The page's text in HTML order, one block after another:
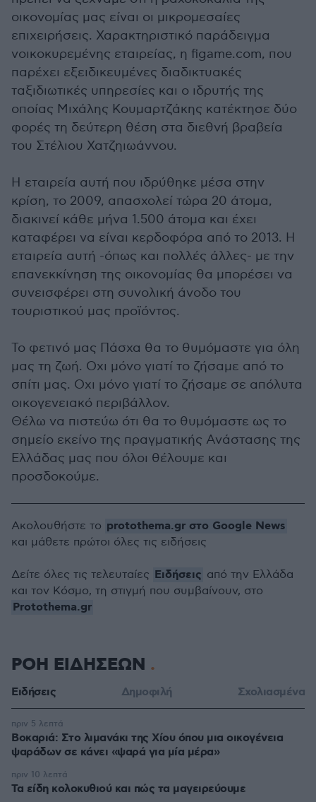
οικονομίας μας είναι οι μικρομεσαίες
επιχειρήσεις. Χαρακτηριστικό παράδειγμα
νοικοκυρεμένης εταιρείας, η figame.com, που
παρέχει εξειδικευμένες διαδικτυακές
ταξιδιωτικές υπηρεσίες και ο ιδρυτής της
οποίας Μιχάλης Κουμαρτζάκης κατέκτησε δύο
φορές τη δεύτερη θέση στα διεθνή βραβεία
του Στέλιου Χατζηιωάννου.
Η εταιρεία αυτή που ιδρύθηκε μέσα στην
κρίση, το 2009, απασχολεί τώρα 20 άτομα,
διακινεί κάθε μήνα 1.500 άτομα και έχει
καταφέρει να είναι κερδοφόρα από το 2013. Η
εταιρεία αυτή -όπως και πολλές άλλες- με την
επανεκκίνηση της οικονομίας θα μπορέσει να
συνεισφέρει στη συνολική άνοδο του
τουριστικού μας προϊόντος.
Το φετινό μας Πάσχα θα το θυμόμαστε για όλη
μας τη ζωή. Οχι μόνο γιατί το ζήσαμε από το
σπίτι μας. Οχι μόνο γιατί το ζήσαμε σε απόλυτα
οικογενειακό περιβάλλον.
Θέλω να πιστεύω ότι θα το θυμόμαστε ως το
σημείο εκείνο της πραγματικής Ανάστασης της
Ελλάδας μας που όλοι θέλουμε και
προσδοκούμε.
Ακολουθήστε το protothema.gr στο Google News
και μάθετε πρώτοι όλες τις ειδήσεις
Δείτε όλες τις τελευταίες Ειδήσεις από την Ελλάδα
και τον Κόσμο, τη στιγμή που συμβαίνουν, στο
Protothema.gr
ΡΟΗ ΕΙΔΗΣΕΩΝ
Ειδήσεις Δημοφιλή Σχολιασμένα
Βοκαριά: Στο λιμανάκι της Χίου όπου μια οικογένεια
ψαράδων σε κάνει «ψαρά για μία μέρα»
πριν 5 λεπτά
Τα είδη κολοκυθιού και πώς τα μαγειρεύουμε
πριν 10 λεπτά